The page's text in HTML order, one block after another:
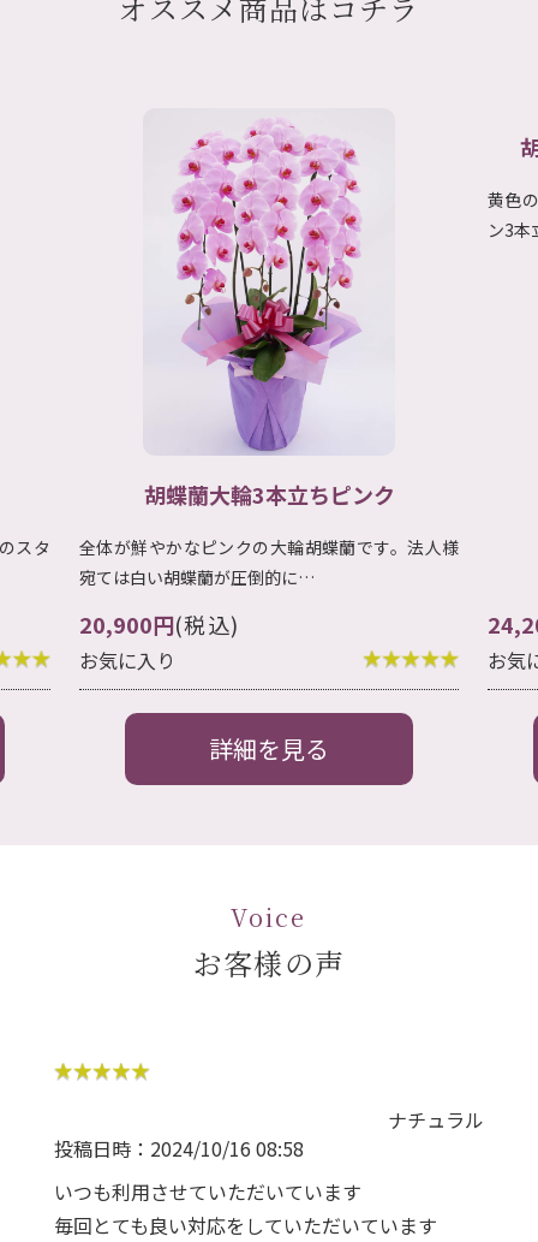
人様
胡蝶蘭大輪 アポロン 3本立ち
黄色の大輪のお花を咲かせる珍しい品種のアポロ
ン3本立ちです。 『世界ら…
24,200円(税込)
お気に入り
詳細を見る
ミデ
ちで
お気
Voice
お客様の声
ナチュラル
投稿日時：2024/10/16 08:58
いつも利用させていただいています
毎回とても良い対応をしていただいています